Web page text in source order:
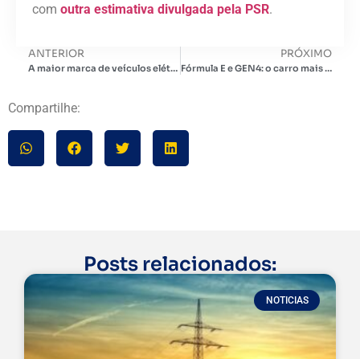
com outra estimativa divulgada pela PSR.
ANTERIOR
A maior marca de veículos elétricos do mundo mantém os olhos no México: BYD prepara anúncio importante sobre fabricação
PRÓXIMO
Fórmula E e GEN4: o carro mais rápido e sustentável com tecnologia para veículos de rua
Compartilhe:
Posts relacionados:
NOTICIAS